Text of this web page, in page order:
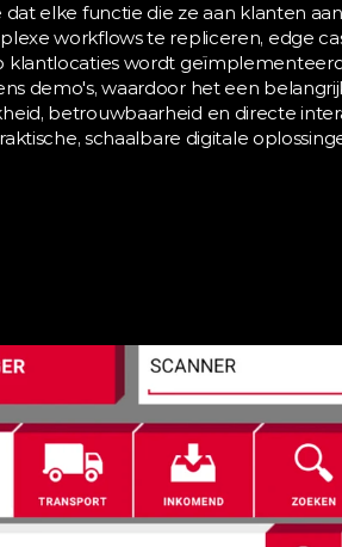
elke functie die ze aan klanten
workflows te repliceren, edge
wordt
demo's, waardoor het een
betrouwbaarheid en directe
schaalbare digitale